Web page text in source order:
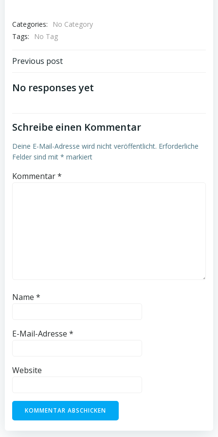
Categories:
No Category
Tags:
No Tag
Post
navigation
Previous post
No responses yet
Schreibe einen Kommentar
Deine E-Mail-Adresse wird nicht veröffentlicht. Erforderliche
Felder sind mit * markiert
Kommentar*
Name *
E-Mail-Adresse *
Website